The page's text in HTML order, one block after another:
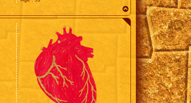
a
u